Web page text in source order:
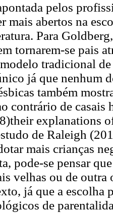
pelos
mais abertos na
Para
tornarem-se pais
tradicional
já que nenhum
também
contrário de
explanations
de Raleigh
mais crianças
pode-se pensar
velhas ou de
já que a escolha
de